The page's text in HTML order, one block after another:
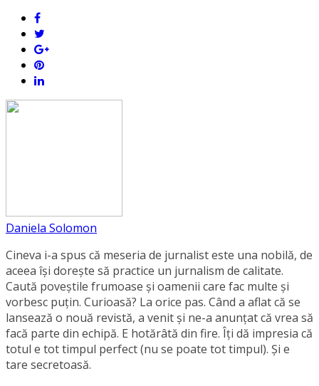
Daniela Solomon
Cineva i-a spus că meseria de jurnalist este una nobilă, de
aceea își dorește să practice un jurnalism de calitate.
Caută poveștile frumoase și oamenii care fac multe și
vorbesc puțin. Curioasă? La orice pas. Când a aflat că se
lansează o nouă revistă, a venit și ne-a anunțat că vrea să
facă parte din echipă. E hotărâtă din fire. Îți dă impresia că
totul e tot timpul perfect (nu se poate tot timpul). Și e
tare secretoasă.